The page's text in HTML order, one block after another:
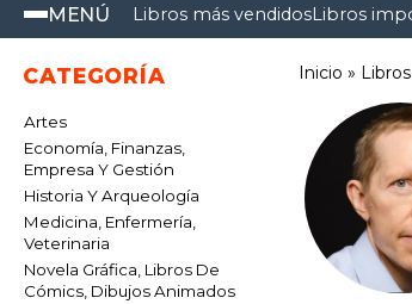
MENÚ Libros más vendidosLibros
CATEGORÍA
Artes
Economía, Finanzas,
Empresa Y Gestión
Historia Y Arqueología
Medicina, Enfermería,
Veterinaria
Novela Gráfica, Libros De
Cómics, Dibujos Animados
Inicio Libros